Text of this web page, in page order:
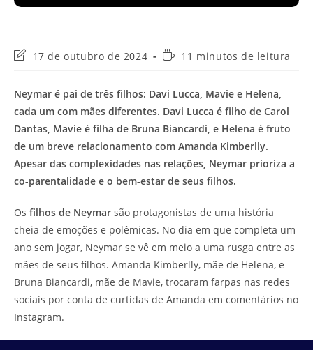
Última
post:
17 de outubro de 2024
Tempo11 minutos de leitura
Neymar é pai de três filhos: Davi Lucca, Mavie e Helena,
cada um com mães diferentes. Davi Lucca é filho de Carol
Dantas, Mavie é filha de Bruna Biancardi, e Helena é fruto
de um breve relacionamento com Amanda Kimberlly.
Apesar das complexidades nas relações, Neymar prioriza a
co-parentalidade e o bem-estar de seus filhos.
Os filhos de Neymar são protagonistas de uma história
cheia de emoções e polêmicas. No dia em que completa um
ano sem jogar, Neymar se vê em meio a uma rusga entre as
mães de seus filhos. Amanda Kimberlly, mãe de Helena, e
Bruna Biancardi, mãe de Mavie, trocaram farpas nas redes
sociais por conta de curtidas de Amanda em comentários no
Instagram.